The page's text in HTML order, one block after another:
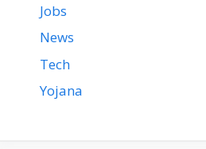
Jobs
News
Tech
Yojana